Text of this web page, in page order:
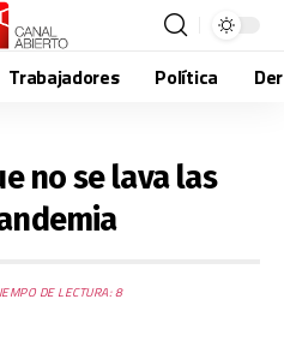
Trabajadores Política
no se lava las
DE LECTURA: 8